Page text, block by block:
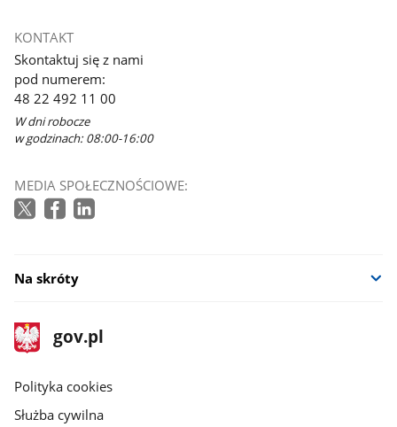
KONTAKT
Skontaktuj się z nami
pod numerem:
48 22 492 11 00
W dni robocze
w godzinach: 08:00-16:00
MEDIA SPOŁECZNOŚCIOWE:
Na skróty
stopka
gov.pl
Strona
gov.pl
gov.pl
Polityka cookies
Służba cywilna